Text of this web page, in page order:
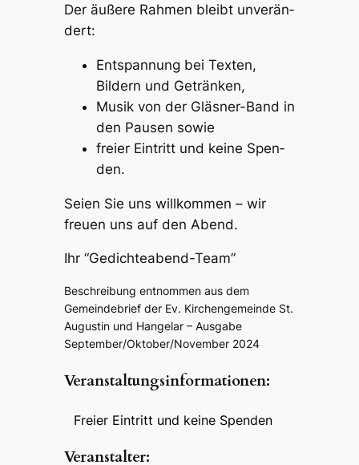
Der äuße­re Rahmen bleibt unver­än­
dert:
Entspan­nung bei Texten,
Bildern und Geträn­ken,
Musik von der Gläs­ner-Band in
den Pausen sowie
frei­er Eintritt und keine Spen­
den.
Seien Sie uns will­kom­men – wir
freu­en uns auf den Abend.
Ihr “Gedich­te­abend-Team”
Beschrei­bung entnom­men aus dem
Gemein­de­brief der Ev. Kirchen­ge­mein­de St.
Augus­tin und Hangelar – Ausga­be
September/Oktober/November 2024
Veran­stal­tungs­in­for­ma­tio­nen:
Frei­er Eintritt und keine Spen­den
Veran­stal­ter: